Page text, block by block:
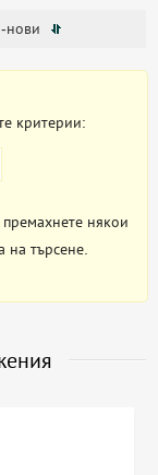
нови
критерии:
някои
на търсене.